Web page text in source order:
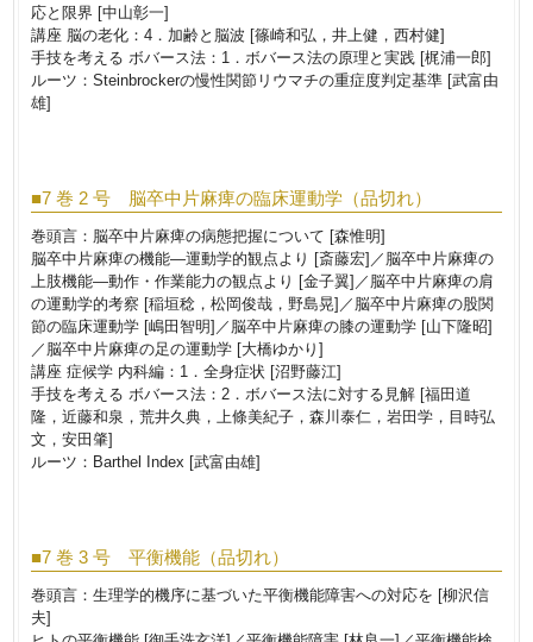
応と限界 [中山彰一]
講座 脳の老化：4．加齢と脳波 [篠崎和弘，井上健，西村健]
手技を考える ボバース法：1．ボバース法の原理と実践 [梶浦一郎]
ルーツ：Steinbrockerの慢性関節リウマチの重症度判定基準 [武富由
雄]
■7 巻 2 号 脳卒中片麻痺の臨床運動学（品切れ）
巻頭言：脳卒中片麻痺の病態把握について [森惟明]
脳卒中片麻痺の機能―運動学的観点より [斎藤宏]／脳卒中片麻痺の
上肢機能―動作・作業能力の観点より [金子翼]／脳卒中片麻痺の肩
の運動学的考察 [稲垣稔，松岡俊哉，野島晃]／脳卒中片麻痺の股関
節の臨床運動学 [嶋田智明]／脳卒中片麻痺の膝の運動学 [山下隆昭]
／脳卒中片麻痺の足の運動学 [大橋ゆかり]
講座 症候学 内科編：1．全身症状 [沼野藤江]
手技を考える ボバース法：2．ボバース法に対する見解 [福田道
隆，近藤和泉，荒井久典，上條美紀子，森川泰仁，岩田学，目時弘
文，安田肇]
ルーツ：Barthel Index [武富由雄]
■7 巻 3 号 平衡機能（品切れ）
巻頭言：生理学的機序に基づいた平衡機能障害への対応を [柳沢信
夫]